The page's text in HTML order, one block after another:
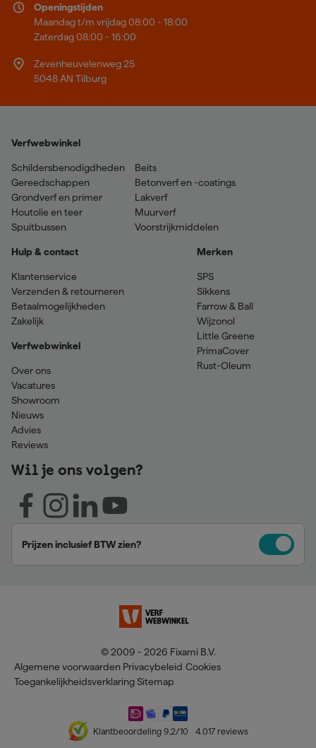
Openingstijden
Maandag t/m vrijdag 08:00 - 18:00
Zaterdag 08:00 - 16:00
Zevenheuvelenweg 25
5048 AN Tilburg
Verfwebwinkel
Schildersbenodigdheden
Gereedschappen
Grondverf en primer
Houtolie en teer
Spuitbussen
Beits
Betonverf en -coatings
Lakverf
Muurverf
Voorstrijkmiddelen
Hulp & contact
Klantenservice
Verzenden & retourneren
Betaalmogelijkheden
Zakelijk
Verfwebwinkel
Over ons
Vacatures
Showroom
Nieuws
Advies
Reviews
Merken
SPS
Sikkens
Farrow & Ball
Wijzonol
Little Greene
PrimaCover
Rust-Oleum
Wil je ons volgen?
Prijzen inclusief BTW zien?
© 2009 - 2026 Fixami B.V.
Algemene voorwaarden Privacybeleid Cookies
Toegankelijkheidsverklaring Sitemap
Klantbeoordeling 9,2/10 4.017 reviews